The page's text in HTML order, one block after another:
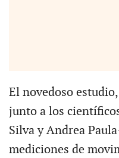
El novedoso
junto a los
Silva y Andrea
mediciones de